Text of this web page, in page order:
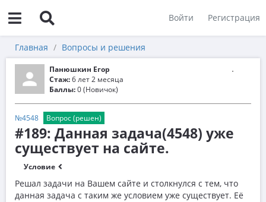
Войти Регистрация
Главная Вопросы и решения
Панюшкин Егор
Стаж:6 лет 2 месяца
Баллы:0 (Новичок)
№4548 Вопрос (решен)
#189: Данная задача(4548) уже
существует на сайте.
Условие
Решал задачи на Вашем сайте и столкнулся с тем, что
данная задача с таким же условием уже существует. Её